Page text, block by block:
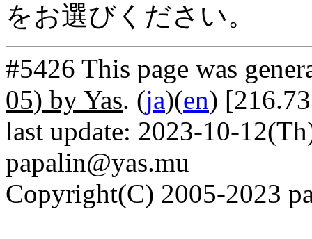
をお選びください。
#5426 This page was
05) by Yas. (ja)(en)
last update: 2023-10-
papalin@yas.mu
Copyright(C) 2005-2023